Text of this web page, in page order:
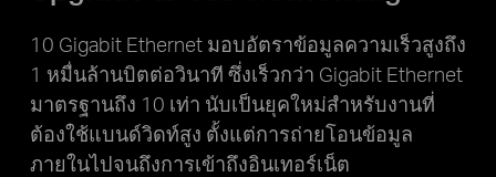
10 Gigabit Ethernet มอบอัตราข้อมูลความเร็วสูงถึง
1 หมื่นล้านบิตต่อวินาที ซึ่งเร็วกว่า Gigabit Ethernet
มาตรฐานถึง 10 เท่า นับเป็นยุคใหม่สำหรับงานที่
ต้องใช้แบนด์วิดท์สูง ตั้งแต่การถ่ายโอนข้อมูล
ภายในไปจนถึงการเข้าถึงอินเทอร์เน็ต